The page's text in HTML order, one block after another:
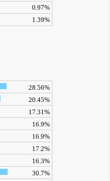
0.97%
1.39%
28.56%
20.45%
17.31%
16.9%
16.9%
17.2%
16.3%
30.7%